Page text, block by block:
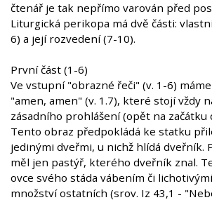
čtenář je tak nepřímo varován před
Liturgická perikopa má dvě části:
6) a její rozvedení (7-10).
První část (1-6)
Ve vstupní "obrazné řeči" (v. 1-6)
"amen, amen" (v. 1.7), které stojí vždy
zásadního prohlášení (opět na začátku
Tento obraz předpokládá ke statku
jedinými dveřmi, u nichž hlídá dveřník.
měl jen pastýř, kterého dveřník znal.
ovce svého stáda vábením či
množství ostatních (srov. Iz 43,1 -